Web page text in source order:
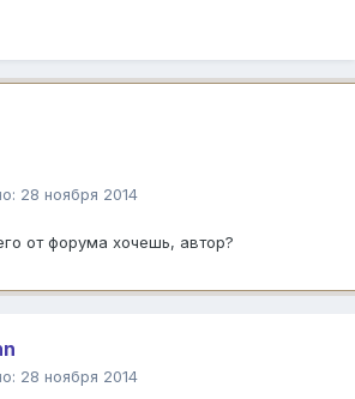
28 ноября 2014
от форума хочешь, автор?
28 ноября 2014